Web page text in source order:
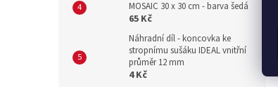
MOSAIC 30 x 30 cm - barva šedá
65 Kč
Náhradní díl - koncovka ke
stropnímu sušáku IDEAL vnitřní
průměr 12 mm
4 Kč